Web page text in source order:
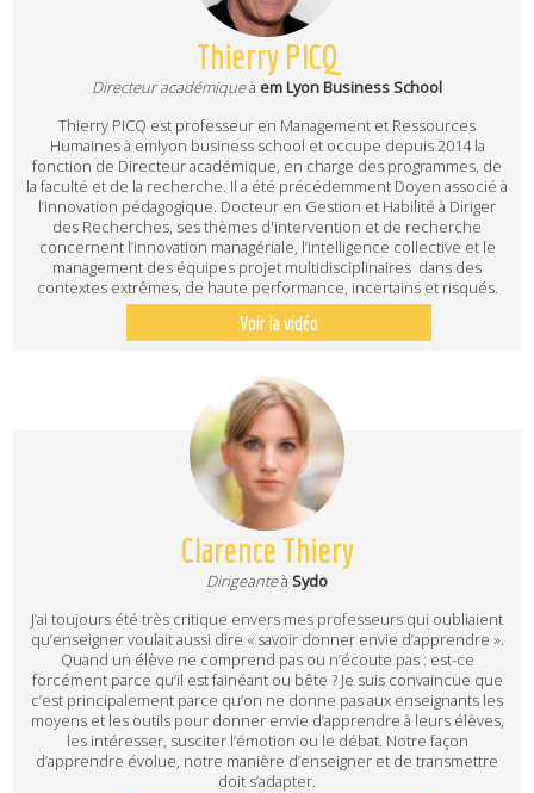
Thierry PICQ
Directeur académiqueà em Lyon Business School
Thierry PICQ est professeur en Management et Ressources
Humaines à emlyon business school et occupe depuis 2014 la
fonction de Directeur académique, en charge des programmes, de
la faculté et de la recherche. Il a été précédemment Doyen associé à
l’innovation pédagogique. Docteur en Gestion et Habilité à Diriger
des Recherches, ses thèmes d'intervention et de recherche
concernent l’innovation managériale, l’intelligence collective et le
management des équipes projet multidisciplinaires dans des
contextes extrêmes, de haute performance, incertains et risqués.
Voir la vidéo
Clarence Thiery
Dirigeanteà Sydo
J’ai toujours été très critique envers mes professeurs qui oubliaient
qu’enseigner voulait aussi dire « savoir donner envie d’apprendre ».
Quand un élève ne comprend pas ou n’écoute pas : est-ce
forcément parce qu’il est fainéant ou bête ? Je suis convaincue que
c’est principalement parce qu’on ne donne pas aux enseignants les
moyens et les outils pour donner envie d’apprendre à leurs élèves,
les intéresser, susciter l’émotion ou le débat. Notre façon
d’apprendre évolue, notre manière d’enseigner et de transmettre
doit s’adapter.